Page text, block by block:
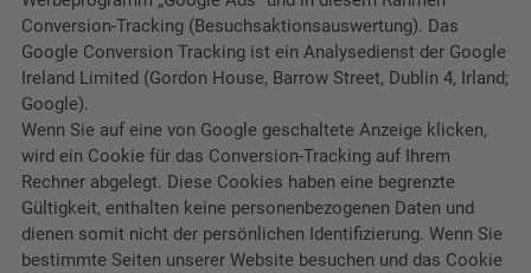
Conversion-Tracking (Besuchsaktionsauswertung). Das
Google Conversion Tracking ist ein Analysedienst der Google
Ireland Limited (Gordon House, Barrow Street, Dublin 4, Irland;
Google).
Wenn Sie auf eine von Google geschaltete Anzeige klicken,
wird ein Cookie für das Conversion-Tracking auf Ihrem
Rechner abgelegt. Diese Cookies haben eine begrenzte
Gültigkeit, enthalten keine personenbezogenen Daten und
dienen somit nicht der persönlichen Identifizierung. Wenn Sie
bestimmte Seiten unserer Website besuchen und das Cookie